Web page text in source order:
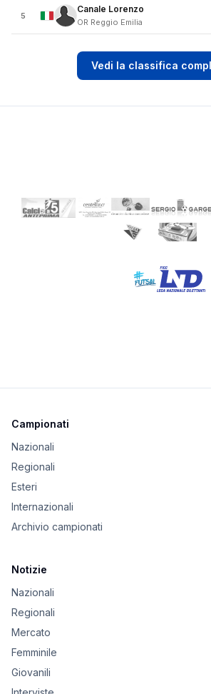
5
Canale Lorenzo
OR Reggio Emilia
Vedi la classifica
Campionati
Nazionali
Regionali
Esteri
Internazionali
Archivio campionati
Notizie
Nazionali
Regionali
Mercato
Femminile
Giovanili